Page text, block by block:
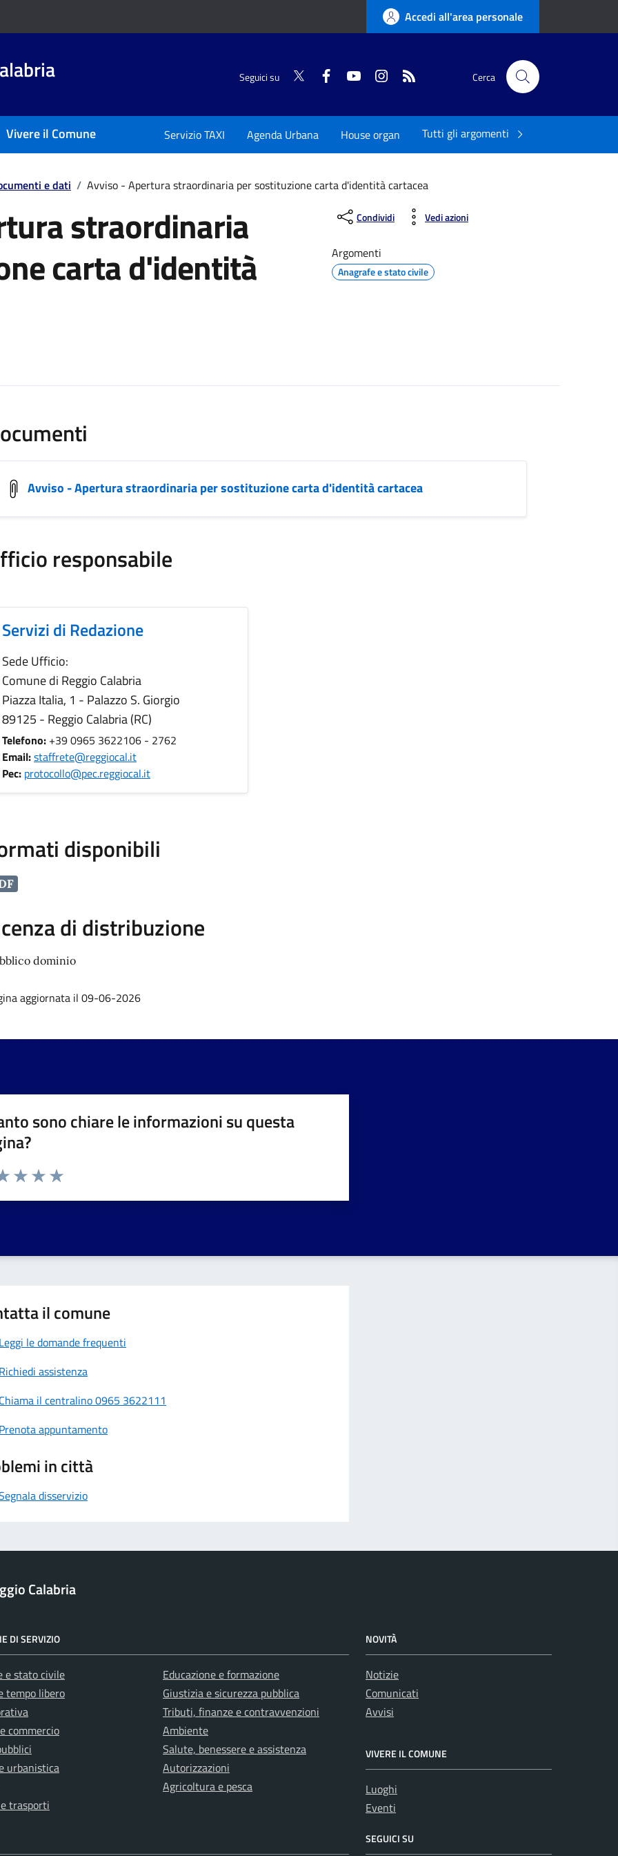
Accedi all'area personale
Seguici su Twitter FacebookYouTubeInstagram Cerca
Vivere il Comune Servizio TAXI Agenda Urbana House organ Tutti gli argomenti
e dati / Avviso - Apertura straordinaria per sostituzione carta d'identità cartacea
straordinaria
carta d'identità
Condividi Vedi azioni
Argomenti
Anagrafe e stato civile
Avviso - Apertura straordinaria per sostituzione carta d'identità cartacea
responsabile
Servizi di Redazione
Sede Ufficio:
Comune di Reggio Calabria
Piazza Italia, 1 - Palazzo S. Giorgio
89125 - Reggio Calabria (RC)
Telefono: +39 0965 3622106 - 2762
Email:staffrete@reggiocal.it
Pec: protocollo@pec.reggiocal.it
disponibili
di distribuzione
dominio
aggiornata il 09-06-2026
sono chiare le informazioni su questa
1 a 5 stelle la pagina
il comune
Leggi le domande frequenti
Richiedi assistenza
Chiama il centralino 0965 3622111
Prenota appuntamento
in città
disservizio
Calabria
DI SERVIZIO
e stato civile
tempo libero
commercio
urbanistica
trasporti
Educazione e formazione
Giustizia e sicurezza pubblica
Tributi, finanze e contravvenzioni
Ambiente
Salute, benessere e assistenza
Autorizzazioni
Agricoltura e pesca
NOVITÀ
Notizie
Comunicati
Avvisi
VIVERE IL COMUNE
Luoghi
Eventi
SEGUICI SU